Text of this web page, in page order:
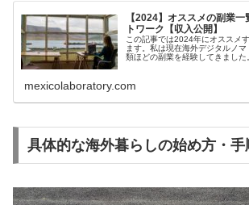
【2024】オススメの副業
トワーク【収入公開】
この記事では2024年にオススメ
ます。私は現在海外デジタルノ
類ほどの副業を経験してきました
mexicolaboratory.com
具体的な海外暮らしの始め方・手